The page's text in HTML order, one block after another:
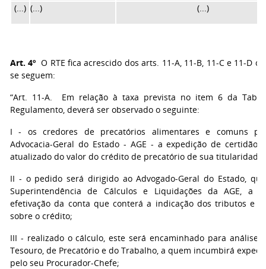
(...) (...) (...)
Art. 4º O RTE fica acrescido dos arts. 11-A, 11-B, 11-C e 11-D
se seguem:
“Art. 11-A. Em relação à taxa prevista no item 6 da
Regulamento, deverá ser observado o seguinte:
I - os credores de precatórios alimentares e comuns
Advocacia-Geral do Estado - AGE - a expedição de certidão
atualizado do valor do crédito de precatório de sua titularidade;
II - o pedido será dirigido ao Advogado-Geral do Estado,
Superintendência de Cálculos e Liquidações da AGE, a
efetivação da conta que conterá a indicação dos tributos e
sobre o crédito;
III - realizado o cálculo, este será encaminhado para análise
Tesouro, de Precatório e do Trabalho, a quem incumbirá
pelo seu Procurador-Chefe;